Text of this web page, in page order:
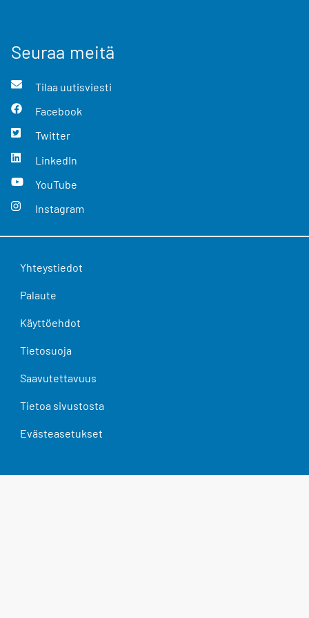
Seuraa meitä
Tilaa uutisviesti
Facebook
Twitter
LinkedIn
YouTube
Instagram
Yhteystiedot
Palaute
Käyttöehdot
Tietosuoja
Saavutettavuus
Tietoa sivustosta
Evästeasetukset